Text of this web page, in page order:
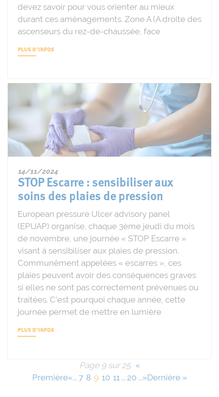
devez savoir pour vous orienter au mieux
durant ces aménagements. Zone A (A droite des
ascenseurs du rez-de-chaussée, face
PLUS D'INFOS
14/11/2024
STOP Escarre : sensibiliser aux
soins des plaies de pression
European pressure Ulcer advisory panel
(EPUAP) organise, chaque 3ème jeudi du mois
de novembre, une journée « STOP Escarre »
visant à sensibiliser aux plaies de pression.
Communément appelées « escarres », ces
plaies peuvent avoir des conséquences graves
si elles ne sont pas correctement prévenues ou
traitées. C’est pourquoi chaque année, cette
journée permet de mettre en lumière
PLUS D'INFOS
Page 9 sur 25 «
Première«... 7 8 9 10 11 ... 20 ...»Dernière »